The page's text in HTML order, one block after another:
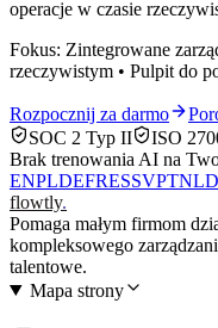
operacje w czasie
Fokus: Zintegrowane
rzeczywistym • Pulpit do
Rozpocznij za darmo
SOC 2 Typ II
ISO
Brak trenowania AI na
ENPLDEFRESSVPTNL
flowtly.
Pomaga małym firmom
kompleksowego
talentowe.
Mapa strony